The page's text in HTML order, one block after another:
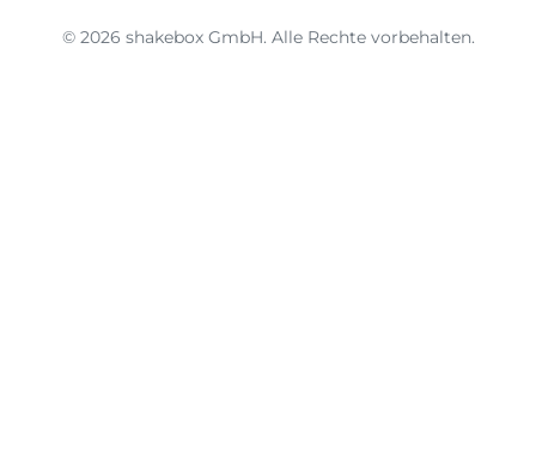
© 2026 shakebox GmbH. Alle Rechte vorbehalten.